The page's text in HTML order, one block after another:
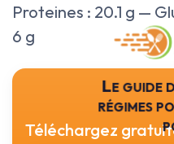
Proteines : 20.1 g —
6 g
Le guide
régimes
Téléchargez